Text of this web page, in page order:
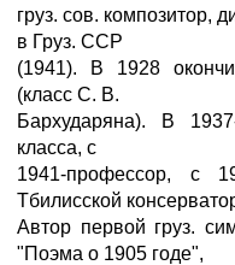
груз. сов. композитор,
в Груз. ССР
(1941). В 1928
(класс С. В.
Бархударяна). В
класса, с
1941-профессор, с
Тбилисской
Автор первой груз.
"Поэма о 1905 годе",